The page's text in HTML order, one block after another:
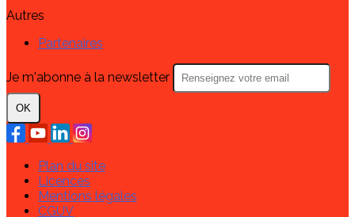
Autres
Partenaires
Je m'abonne à la newsletter
OK
Plan du site
Licences
Mentions légales
CGUV